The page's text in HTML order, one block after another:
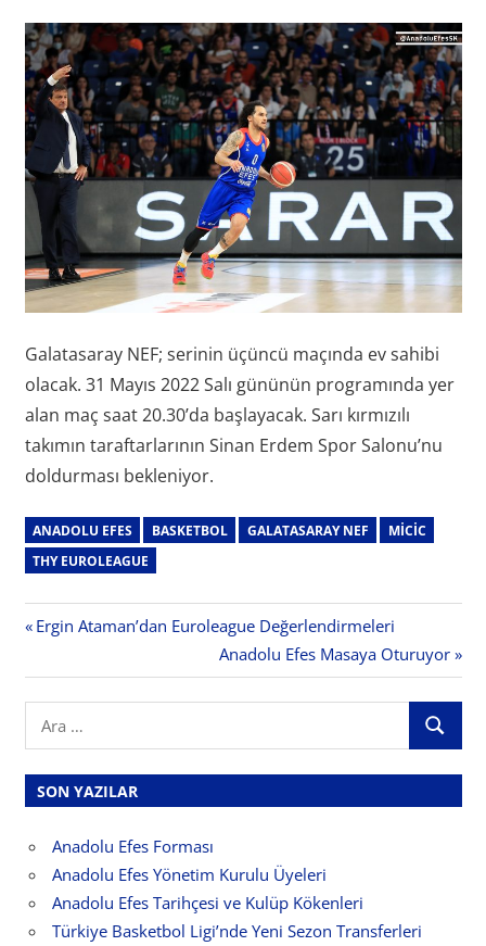
Galatasaray NEF; serinin üçüncü maçında ev sahibi
olacak. 31 Mayıs 2022 Salı gününün programında yer
alan maç saat 20.30’da başlayacak. Sarı kırmızılı
takımın taraftarlarının Sinan Erdem Spor Salonu’nu
doldurması bekleniyor.
ANADOLU EFES BASKETBOL GALATASARAY NEF
MICIC
THY EUROLEAGUE
Yazı
gezinmesi
Previous
Ergin Ataman’dan Euroleague Değerlendirmeleri
Next
Post:
Anadolu Efes Masaya Oturuyor
Search
for:
ARA
SON YAZILAR
Anadolu Efes Forması
Anadolu Efes Yönetim Kurulu Üyeleri
Anadolu Efes Tarihçesi ve Kulüp Kökenleri
Türkiye Basketbol Ligi’nde Yeni Sezon Transferleri